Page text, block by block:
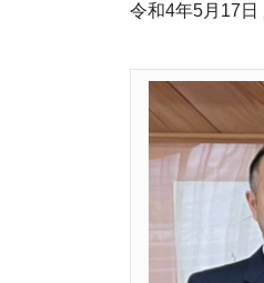
令和4年5月17日